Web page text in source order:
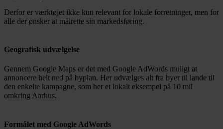
Derfor er værktøjet ikke kun relevant for lokale forretninger, men for
alle der ønsker at målrette sin markedsføring.
Geografisk udvælgelse
Gennem Google Maps er det med Google AdWords muligt at
annoncere helt ned på byplan. Her udvælges alt fra byer til lande til
den enkelte kampagne, som her et lokalt eksempel på 10 mil
omkring Aarhus.
Formålet med Google AdWords